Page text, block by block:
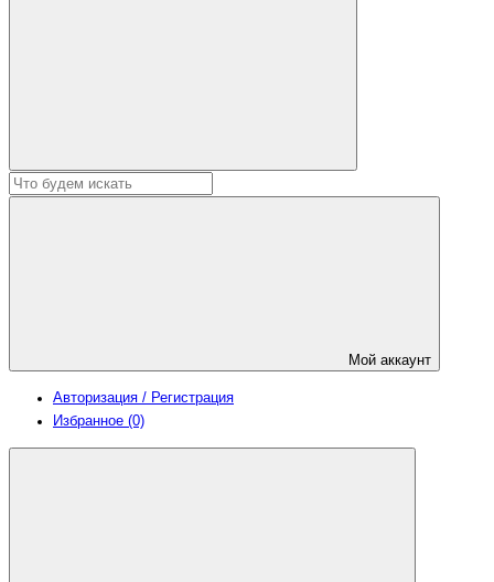
Мой аккаунт
Авторизация / Регистрация
Избранное (0)